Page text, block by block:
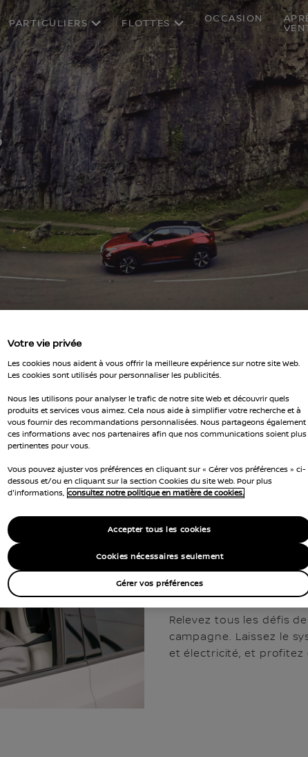
PARTICULIERS FLOTTES OCCASION
un moteur
faire vivre une
Vivez une
Relevez tous les défis
campagne. Laissez le
et électricité, et profitez
Votre vie privée
Les cookies nous aident à vous offrir la meilleure expérience sur notre site Web.
Les cookies sont utilisés pour personnaliser les publicités.
Nous les utilisons pour analyser le trafic de notre site Web et découvrir quels
produits et services vous aimez. Cela nous aide à simplifier votre recherche et à
vous fournir des recommandations personnalisées. Nous partageons également
ces informations avec nos partenaires afin que nos communications soient plus
pertinentes pour vous.
Vous pouvez ajuster vos préférences en cliquant sur « Gérer vos préférences » ci-
dessous et/ou en cliquant sur la section Cookies du site Web. Pour plus
d'informations, consultez notre politique en matière de cookies.
Gérer vos préférences
Cookies nécessaires seulement
Accepter tous les cookies